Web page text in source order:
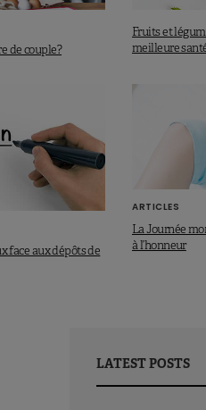
de couple?
Fruits et
meilleure
face aux dépôts de
ARTICLES
La Journée
à l’honneur
LATEST POSTS